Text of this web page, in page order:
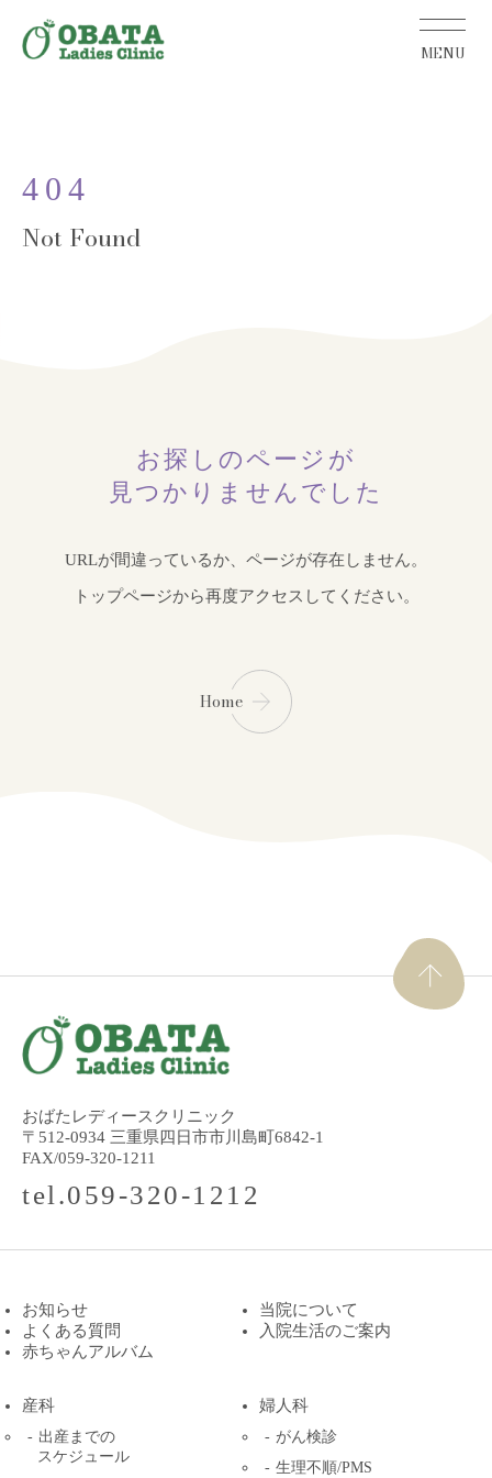
404
お探しのページが
見つかりませんでした
URLが間違っているか、ページが存在しません。
トップページから再度アクセスしてください。
Home
おばたレディースクリニック
〒512-0934 三重県四日市市川島町6842-1
FAX/059-320-1211
tel.059-320-1212
お知らせ
当院について
よくある質問
入院生活のご案内
赤ちゃんアルバム
産科
出産までの
スケジュール
婦人科
がん検診
生理不順/PMS